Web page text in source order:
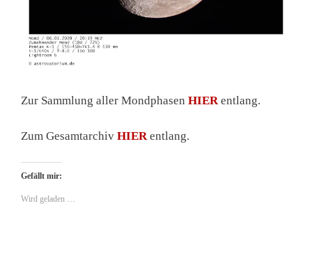
Zur Sammlung aller Mondphasen HIERentlang.
Zum Gesamtarchiv HIER entlang.
Gefällt mir:
Wird geladen …